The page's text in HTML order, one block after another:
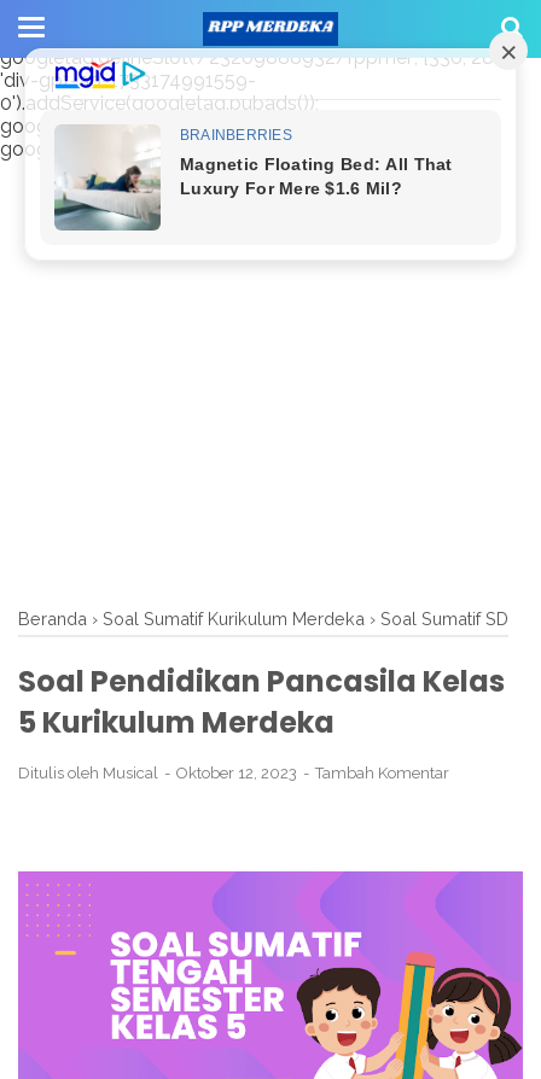
window.googletag = window.googletag || {cmd: []};
googletag.cmd.push(function() {
googletag.defineSlot('/23209888932/rppmer', [336, 280],
'div-gpt-ad-1733174991559-
0').addService(googletag.pubads());
googletag.pubads().enableSingleRequest();
googletag.enableServices(); });
Beranda › Soal Sumatif Kurikulum Merdeka › Soal Sumatif SD
Soal Pendidikan Pancasila Kelas
5 Kurikulum Merdeka
Ditulis oleh Musical Oktober 12, 2023 Tambah Komentar